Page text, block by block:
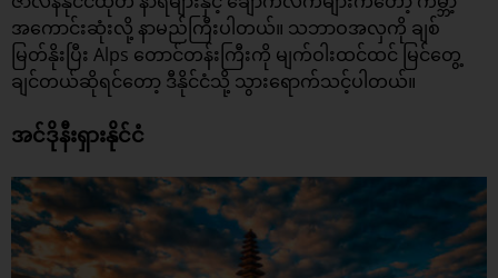
အကောင်းဆုံးလို့ နာမည်ကြီးပါတယ်။ သဘာဝအလှကို ချစ်
မြတ်နိုးပြီး Alps တောင်တန်းကြီးကို မျက်ဝါးထင်ထင် မြင်တွေ့
ချင်တယ်ဆိုရင်တော့ ဒီနိုင်ငံသို့ သွားရောက်သင့်ပါတယ်။
အင်ဒိုနီးရှားနိုင်ငံ